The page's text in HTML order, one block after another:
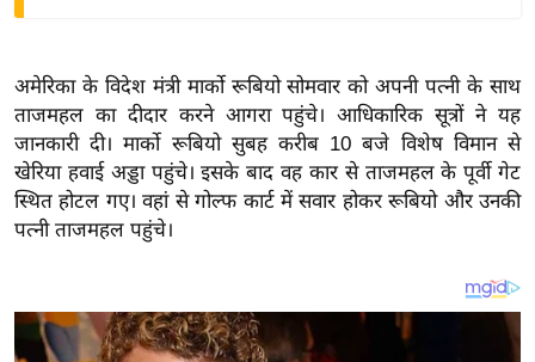
शे
ष
ज्ञ
रा
य
ट
खे
अमेरिका के विदेश मंत्री मार्को रूबियो सोमवार को अपनी पत्नी के साथ
ताजमहल का दीदार करने आगरा पहुंचे। आधिकारिक सूत्रों ने यह
जानकारी दी। मार्को रूबियो सुबह करीब 10 बजे विशेष विमान से
खेरिया हवाई अड्डा पहुंचे। इसके बाद वह कार से ताजमहल के पूर्वी गेट
स्थित होटल गए। वहां से गोल्फ कार्ट में सवार होकर रूबियो और उनकी
पत्नी ताजमहल पहुंचे।